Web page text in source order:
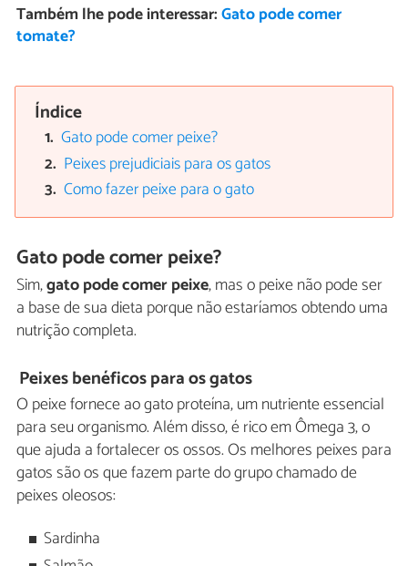
Também lhe pode interessar:Gato pode comer
tomate?
Índice
Gato pode comer peixe?
Peixes prejudiciais para os gatos
Como fazer peixe para o gato
Gato pode comer peixe?
Sim,gato pode comer peixe, mas o peixe não pode ser
a base de sua dieta porque não estaríamos obtendo uma
nutrição completa.
Peixes benéficos para os gatos
O peixe fornece ao gato proteína, um nutriente essencial
para seu organismo. Além disso, é rico em Ômega 3, o
que ajuda a fortalecer os ossos. Os melhores peixes para
gatos são os que fazem parte do grupo chamado de
peixes oleosos:
Sardinha